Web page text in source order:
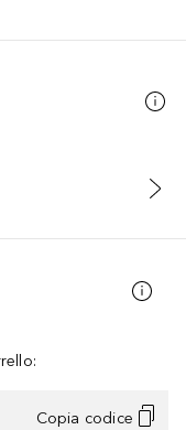
Copia codice